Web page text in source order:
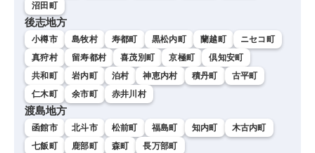
沼田町
後志地方
小樽市 島牧村 寿都町 黒松内町 蘭越町
ニセコ町
真狩村
留寿都村 喜茂別町 京極町
倶知安町
共和町
岩内町 泊村 神恵内村 積丹町
古平町
仁木町
余市町 赤井川村
渡島地方
函館市 北斗市 松前町 福島町 知内町
木古内町
七飯町
鹿部町 森町 長万部町